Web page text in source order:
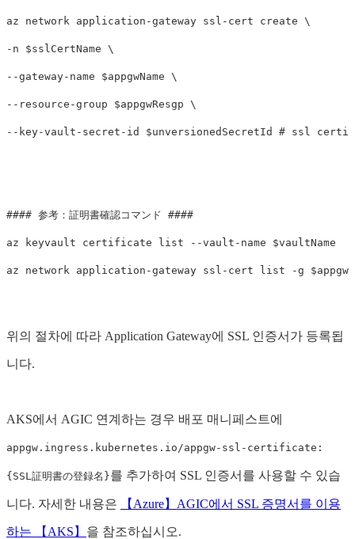
az network application-gateway ssl-cert create \
-n $sslCertName \
--gateway-name $appgwName \
--resource-group $appgwResgp \
--key-vault-secret-id $unversionedSecretId # ssl
#### 参考：証明書確認コマンド ####
az keyvault certificate list --vault-name $vaultName
az network application-gateway ssl-cert list -g
위의 절차에 따라 Application Gateway에 SSL 인증서가 등록됩
니다.
AKS에서 AGIC 연계하는 경우 배포 매니페스트에
appgw.ingress.kubernetes.io/appgw-ssl-certificate:
{SSL証明書の登録名}를 추가하여 SSL 인증서를 사용할 수 있습
니다. 자세한 내용은 【Azure】AGIC에서 SSL 증명서를 이용
하는 【AKS】 을 참조하십시오.